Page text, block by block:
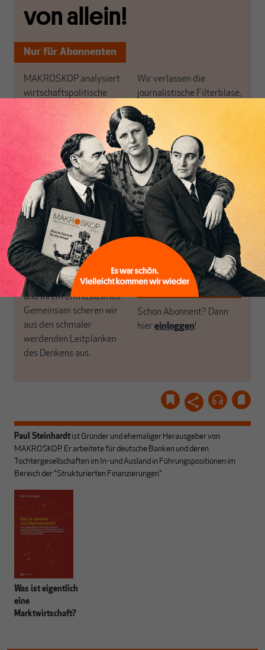
Inhaltsverzeichnis
von allein!
Nur für Abonnenten
MAKROSKOP analysiert
wirtschaftspolitische
Themen aus einer
postkeynesianischen
Perspektive und ist damit
in Deutschland einzigartig.
MAKROSKOP steht für
das große Ganze. Wir
haben einen Blick auf
Geld, Wirtschaft und
Politik, den Sie so
woanders nicht finden.
Dabei leben wir von
unseren Autoren, ihren
Recherchen, ihrem Wissen
und ihrem Enthusiasmus.
Gemeinsam scheren wir
aus den schmaler
werdenden Leitplanken
des Denkens aus.
Wir verlassen die
journalistische Filterblase,
in der sich viele
eingerichtet haben. Wir
öffnen Fenster und
bringen frische Luft in die
engen und verstaubten
Debattenräume.
Brauchen Sie auch frische
Luft? Dann folgen Sie
einfach dem Button.
ABONNIEREN SIE
MAKROSKOP
Schon Abonnent? Dann
hiereinloggen!
Paul Steinhardt ist Gründer und ehemaliger Herausgeber von
MAKROSKOP. Er arbeitete für deutsche Banken und deren
Tochtergesellschaften im In- und Ausland in Führungspositionen im
Bereich der "Strukturierten Finanzierungen".
Was ist eigentlich
eine
Marktwirtschaft?